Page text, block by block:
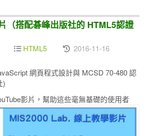
（搭配碁峰出版社的 HTML5認證
HTML5 2016-11-16
網頁程式設計與 MCSD 70-480 認
)
影片，幫助這些毫無基礎的使用者